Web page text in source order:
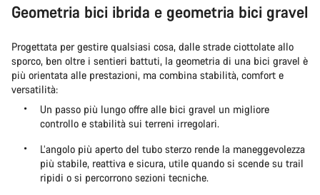
Geometria bici ibrida e geometria bici gravel
Progettata per gestire qualsiasi cosa, dalle strade ciottolate allo
sporco, ben oltre i sentieri battuti, la geometria di una bici gravel è
più orientata alle prestazioni, ma combina stabilità, comfort e
versatilità:
Un passo più lungo offre alle bici gravel un migliore
controllo e stabilità sui terreni irregolari.
L’angolo più aperto del tubo sterzo rende la maneggevolezza
più stabile, reattiva e sicura, utile quando si scende su trail
ripidi o si percorrono sezioni tecniche.